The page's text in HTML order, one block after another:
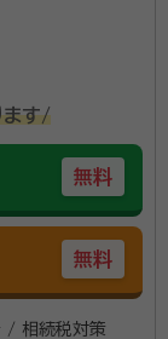
ます/
無料
無料
/ 相続税対策